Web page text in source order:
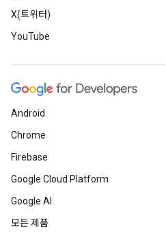
X(트위터)
YouTube
Android
Chrome
Firebase
Google Cloud Platform
Google AI
모든 제품